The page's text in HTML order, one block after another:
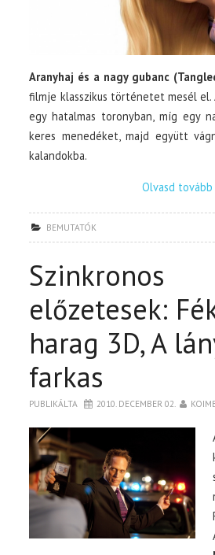
Aranyhaj és a nagy gubanc
filmje klasszikus történetet mesél el.
egy hatalmas toronyban, míg egy
keres menedéket, majd együtt
kalandokba.
Olvasd tovább
BEMUTATÓK
Szinkronos
előzetesek:
harag 3D, A
farkas
PUBLIKÁLTA 2010. DECEMBER 02.